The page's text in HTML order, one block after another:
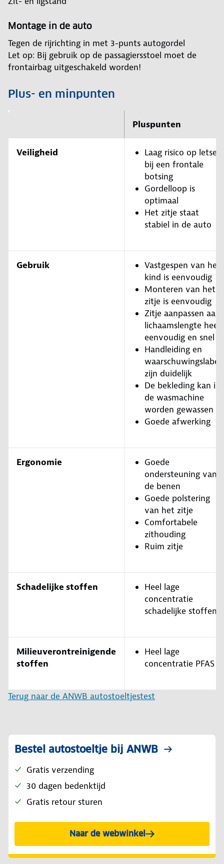
Montage in de auto
Tegen de rijrichting in met 3-punts autogordel
Let op: Bij gebruik op de passagiersstoel moet de
frontairbag uitgeschakeld worden!
Plus- en minpunten
Pluspunten
Veiligheid
Laag risico op letsel
bij een frontale
botsing
Gordelloop is
optimaal
Het zitje staat
stabiel in de auto
Gebruik
Vastgespen van het
kind is eenvoudig
Monteren van het
zitje is eenvoudig
Zitje aanpassen aan
lichaamslengte heel
eenvoudig en snel
Handleiding en
waarschuwingslabels
zijn duidelijk
De bekleding kan in
de wasmachine
worden gewassen
Goede afwerking
Ergonomie
Goede
ondersteuning van
de benen
Goede polstering
van het zitje
Comfortabele
zithouding
Ruim zitje
Schadelijke stoffen
Heel lage
concentratie
schadelijke stoffen
Milieuverontreinigende
stoffen
Heel lage
concentratie PFAS
Terug naar de ANWB autostoeltjestest
Bestel autostoeltje bij ANWB
Gratis verzending
30 dagen bedenktijd
Gratis retour sturen
Naar de webwinkel